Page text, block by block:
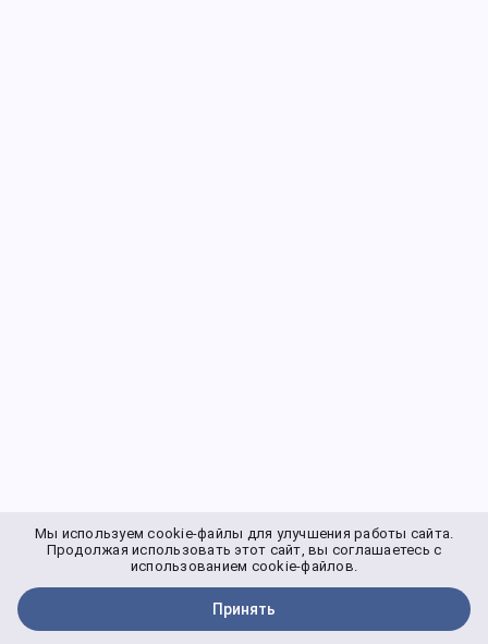
Мы используем cookie-файлы для улучшения работы сайта.
Продолжая использовать этот сайт, вы соглашаетесь с
использованием cookie-файлов.
Принять